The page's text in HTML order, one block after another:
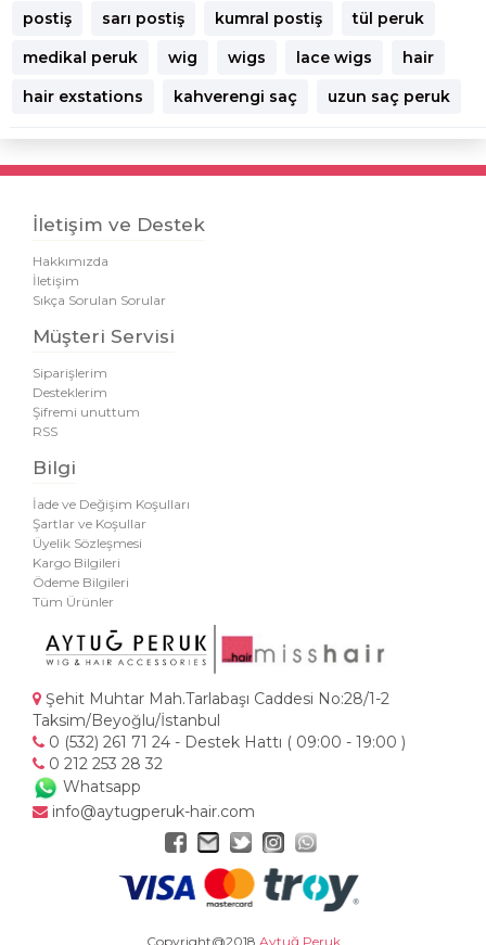
postiş
sarı postiş kumral postiş
tül peruk
medikal peruk
wig wigs lace wigs
hair
hair exstations
kahverengi saç uzun saç peruk
İletişim ve Destek
Hakkımızda
İletişim
Sıkça Sorulan Sorular
Müşteri Servisi
Siparişlerim
Desteklerim
Şifremi unuttum
RSS
Bilgi
İade ve Değişim Koşulları
Şartlar ve Koşullar
Üyelik Sözleşmesi
Kargo Bilgileri
Ödeme Bilgileri
Tüm Ürünler
Şehit Muhtar Mah.Tarlabaşı Caddesi No:28/1-2
Taksim/Beyoğlu/İstanbul
0 (532) 261 71 24 - Destek Hattı ( 09:00 - 19:00 )
0 212 253 28 32
Whatsapp
info@aytugperuk-hair.com
Copyright@2018 Aytuğ Peruk